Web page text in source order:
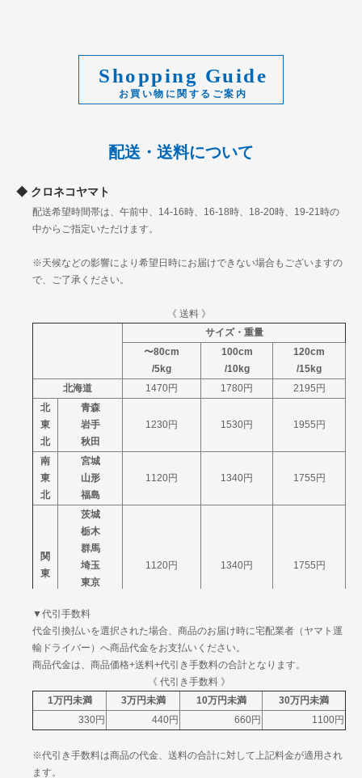
Shopping Guide
配送・送料について
クロネコヤマト
配送希望時間帯は、午前中、14-16時、16-18時、18-20時、19-21時の
中からご指定いただけます。
※天候などの影響により希望日時にお届けできない場合もございますの
で、ご了承ください。
《 送料 》
サイズ・重量
〜80cm
/5kg
100cm
/10kg
120cm
/15kg
北海道
1470円 1780円
2195円
北
東
北
青森
岩手
秋田
1230円 1530円 1955円
南
東
北
宮城
山形
福島
1120円 1340円 1755円
関
東
茨城
栃木
群馬
埼玉
東京
山梨
1120円 1340円 1755円
信
越
新潟
長野
1120円 1340円
陸
富山
石川
福井
1120円 1340円 1755円
部
岐阜
愛知
1120円 1340円 1755円
▼代引手数料
代金引換払いを選択された場合、商品のお届け時に宅配業者（ヤマト運
輸ドライバー）へ商品代金をお支払いください。
商品代金は、商品価格+送料+代引き手数料の合計となります。
《 代引き手数料 》
1万円未満
3万円未満 10万円未満
30万円未満
330円
440円 660円 1100円
※代引き手数料は商品の代金、送料の合計に対して上記料金が適用され
ます。